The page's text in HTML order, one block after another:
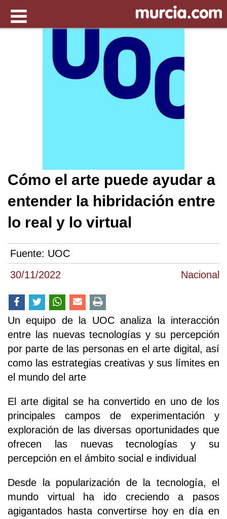
30/11/2022 Nacional
Cómo el arte puede ayudar a
entender la hibridación entre
lo real y lo virtual
Fuente: UOC
Un equipo de la UOC analiza la interacción
entre las nuevas tecnologías y su percepción
por parte de las personas en el arte digital, así
como las estrategias creativas y sus límites en
el mundo del arte
El arte digital se ha convertido en uno de los
principales campos de experimentación y
exploración de las diversas oportunidades que
ofrecen las nuevas tecnologías y su
percepción en el ámbito social e individual
Desde la popularización de la tecnología, el
mundo virtual ha ido creciendo a pasos
agigantados hasta convertirse hoy en día en